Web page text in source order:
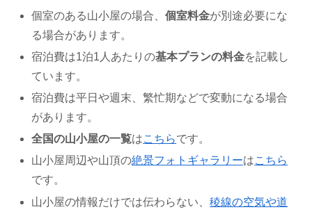
個室のある山小屋の場合、個室料金が別途必要にな
る場合があります。
宿泊費は1泊1人あたりの基本プランの料金を記載し
ています。
宿泊費は平日や週末、繁忙期などで変動になる場合
があります。
全国の山小屋の一覧はこちらです。
山小屋周辺や山頂の絶景フォトギャラリーはこちら
です。
山小屋の情報だけでは伝わらない、稜線の空気や道